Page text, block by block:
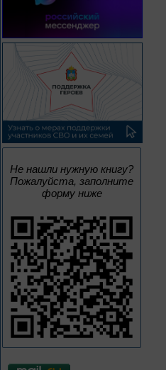
Не нашли нужную книгу?
Пожалуйста, заполните
форму ниже